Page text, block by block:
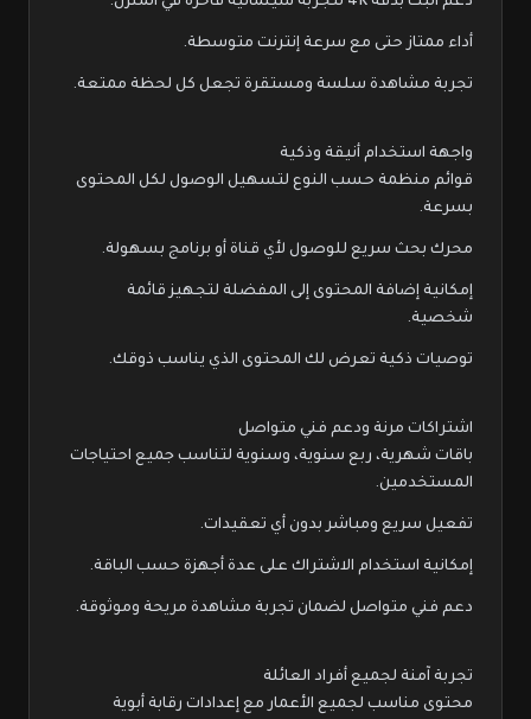
أداء ممتاز حتى مع سرعة إنترنت متوسطة.
تجربة مشاهدة سلسة ومستقرة تجعل كل لحظة ممتعة.
واجهة استخدام أنيقة وذكية
قوائم منظمة حسب النوع لتسهيل الوصول لكل المحتوى
بسرعة.
محرك بحث سريع للوصول لأي قناة أو برنامج بسهولة.
إمكانية إضافة المحتوى إلى المفضلة لتجهيز قائمة
شخصية.
توصيات ذكية تعرض لك المحتوى الذي يناسب ذوقك.
اشتراكات مرنة ودعم فني متواصل
باقات شهرية، ربع سنوية، وسنوية لتناسب جميع احتياجات
المستخدمين.
تفعيل سريع ومباشر بدون أي تعقيدات.
إمكانية استخدام الاشتراك على عدة أجهزة حسب الباقة.
دعم فني متواصل لضمان تجربة مشاهدة مريحة وموثوقة.
تجربة آمنة لجميع أفراد العائلة
محتوى مناسب لجميع الأعمار مع إعدادات رقابة أبوية